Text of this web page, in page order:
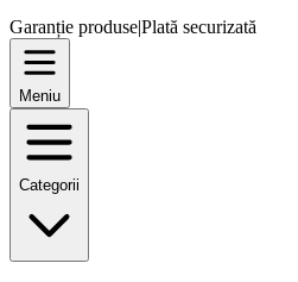
Garanție produse|Plată securizată
Meniu
Categorii